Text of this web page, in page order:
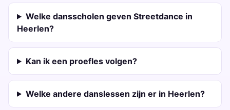
Welke dansscholen geven Streetdance in
Heerlen?
Kan ik een proefles volgen?
Welke andere danslessen zijn er in Heerlen?